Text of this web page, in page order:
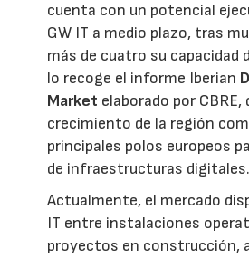
cuenta con un potencial
GW IT a medio plazo, tras
más de cuatro su capacidad
lo recoge el informe Iberian
Market elaborado por CBRE,
crecimiento de la región
principales polos europeos
de infraestructuras digitales.
Actualmente, el mercado
IT entre instalaciones
proyectos en construcción,